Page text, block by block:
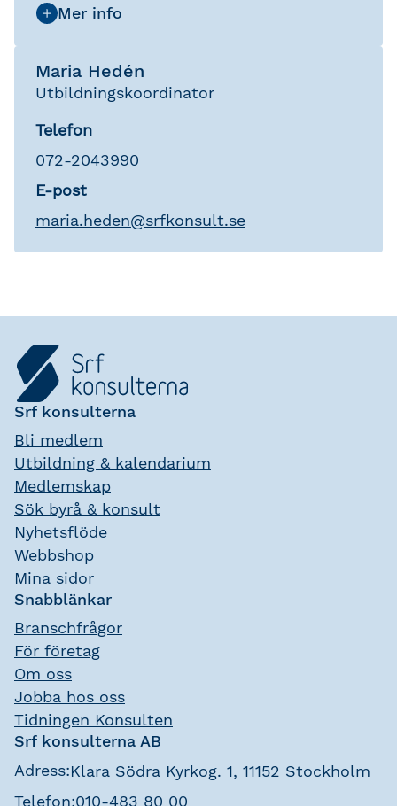
Maria Hedén
Utbildningskoordinator
Telefon
072-2043990
E-post
maria.heden@srfkonsult.se
Srf konsulterna
Bli medlem
Utbildning & kalendarium
Medlemskap
Sök byrå & konsult
Nyhetsflöde
Webbshop
Mina sidor
Snabblänkar
Branschfrågor
För företag
Om oss
Jobba hos oss
Tidningen Konsulten
Srf konsulterna AB
Adress:Klara Södra Kyrkog. 1, 11152 Stockholm
Telefon:010-483 80 00